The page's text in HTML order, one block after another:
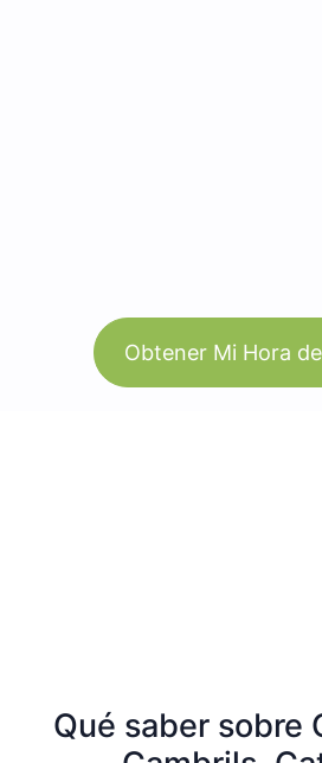
Obtener Mi Hora
Qué saber sobre